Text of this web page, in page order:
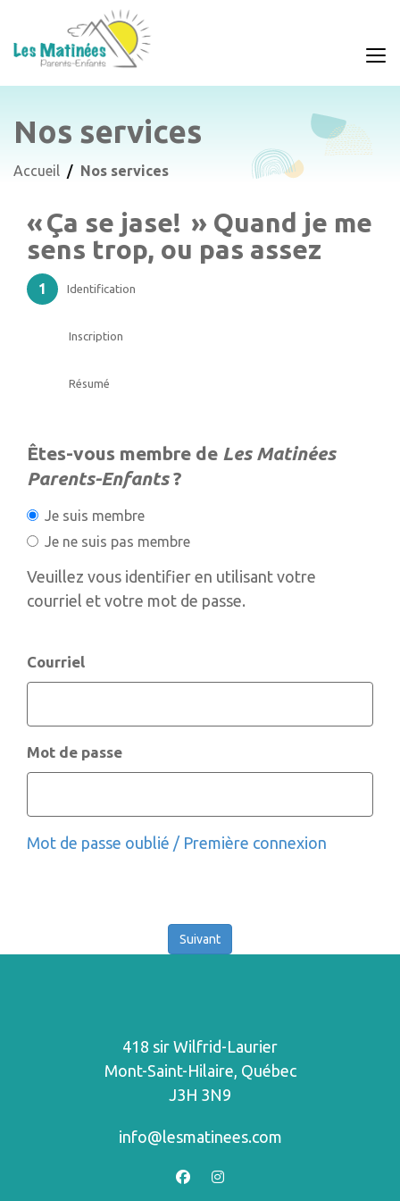
Nos services
Accueil Nos services
« Ça se jase! » Quand je me
sens trop, ou pas assez
Identification
Inscription
Résumé
Êtes-vous membre de Les Matinées
Parents-Enfants?
Je suis membre
Je ne suis pas membre
Veuillez vous identifier en utilisant votre
courriel et votre mot de passe.
Courriel
Mot de passe
Mot de passe oublié / Première connexion
418 sir Wilfrid-Laurier
Mont-Saint-Hilaire, Québec
J3H 3N9
info@lesmatinees.com
facebookinstagram